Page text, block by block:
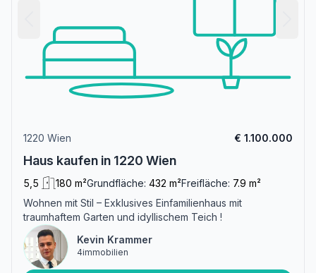
1220 Wien € 1.100.000
Haus kaufen in 1220 Wien
5,5 180 m²Grundfläche: 432 m²Freifläche: 7.9 m²
Wohnen mit Stil – Exklusives Einfamilienhaus mit
traumhaftem Garten und idyllischem Teich !
Kevin Krammer
4immobilien